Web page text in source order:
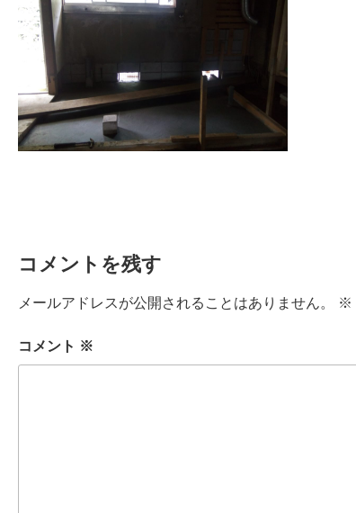
コメントを残す
メールアドレスが公開されることはありません。 ※
コメント ※